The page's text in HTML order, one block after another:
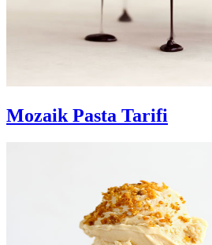
Mozaik Pasta Tarifi